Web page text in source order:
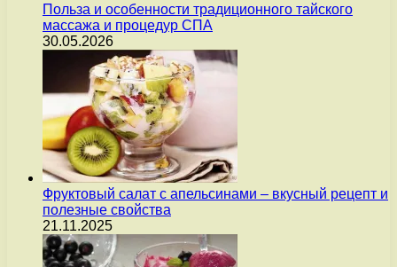
Польза и особенности традиционного тайского
массажа и процедур СПА
30.05.2026
Фруктовый салат с апельсинами – вкусный рецепт и
полезные свойства
21.11.2025